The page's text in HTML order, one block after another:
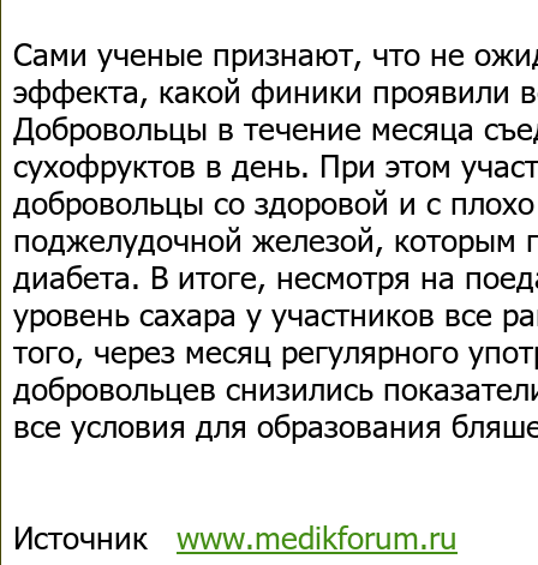
Сами ученые признают, что не
эффекта, какой финики проявили
Добровольцы в течение месяца
сухофруктов в день. При этом
добровольцы со здоровой и с
поджелудочной железой, которым
диабета. В итоге, несмотря на
уровень сахара у участников все
того, через месяц регулярного
добровольцев снизились
все условия для образования
Источник www.medikforum.ru